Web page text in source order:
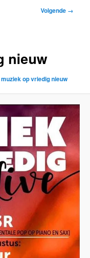
Volgende →
nieuw
muziek op vriedig nieuw